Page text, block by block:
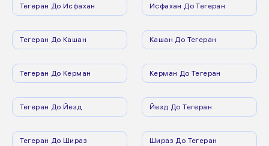
Тегеран До Исфахан Исфахан До Тегеран
Тегеран До Кашан Кашан До Тегеран
Тегеран До Керман Керман До Тегеран
Тегеран До Йезд Йезд До Тегеран
Тегеран До Шираз Шираз До Тегеран